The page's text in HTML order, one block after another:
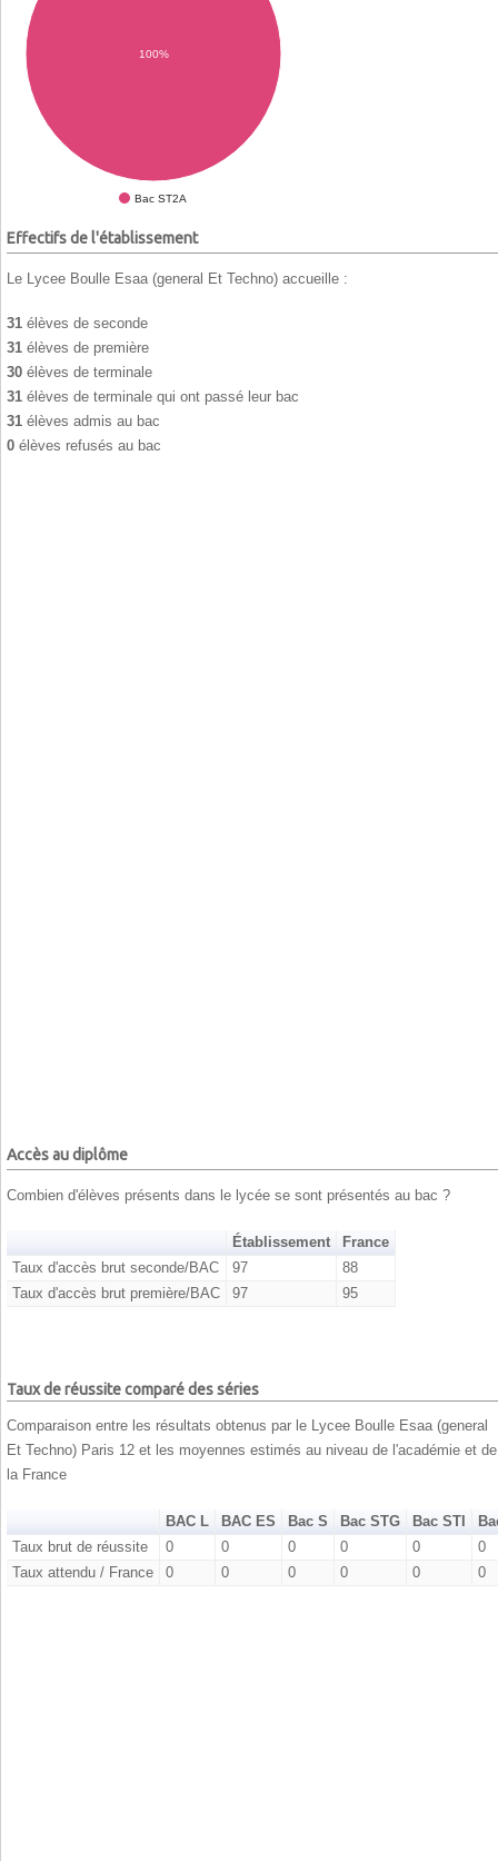
Bac ST2A
100%
Effectifs de l'établissement
Le Lycee Boulle Esaa (general Et Techno) accueille :
31 élèves de seconde
31 élèves de première
30 élèves de terminale
31 élèves de terminale qui ont passé leur bac
31 élèves admis au bac
0 élèves refusés au bac
Accès au diplôme
Combien d'élèves présents dans le lycée se sont présentés au bac ?
Établissement
France
Taux d'accès brut seconde/BAC
97
88
Taux d'accès brut première/BAC
97 95
Taux de réussite comparé des séries
Comparaison entre les résultats obtenus par le Lycee Boulle Esaa (general
Et Techno) Paris 12 et les moyennes estimés au niveau de l'académie et de
la France
BAC L BAC ES Bac S Bac STG Bac STI
Taux brut de réussite
0 0 0 0 0
0
Taux attendu / France
0 0 0 0 0 0